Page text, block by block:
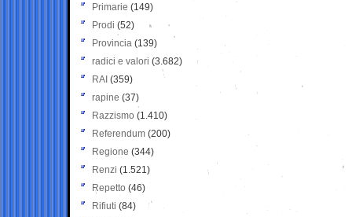
Primarie (149)
Prodi (52)
Provincia (139)
radici e valori (3.682)
RAI (359)
rapine (37)
Razzismo (1.410)
Referendum (200)
Regione (344)
Renzi (1.521)
Repetto (46)
Rifiuti (84)